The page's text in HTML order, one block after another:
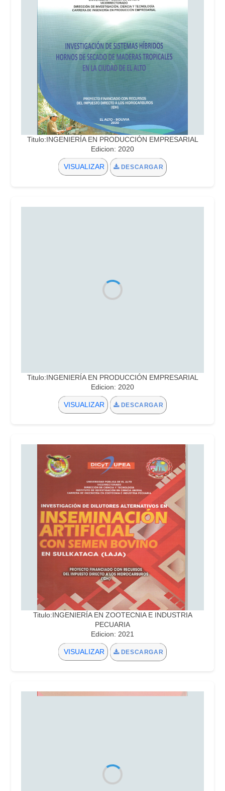
Titulo:INGENIERÍA EN PRODUCCIÓN EMPRESARIAL
Edicion: 2020
VISUALIZAR DESCARGAR
Titulo:INGENIERÍA EN PRODUCCIÓN EMPRESARIAL
Edicion: 2020
VISUALIZAR DESCARGAR
Titulo:INGENIERÍA EN ZOOTECNIA E INDUSTRIA
PECUARIA
Edicion: 2021
VISUALIZAR DESCARGAR